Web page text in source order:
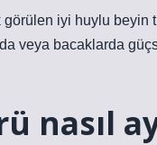
iyi huylu beyin
veya bacaklarda
nasıl